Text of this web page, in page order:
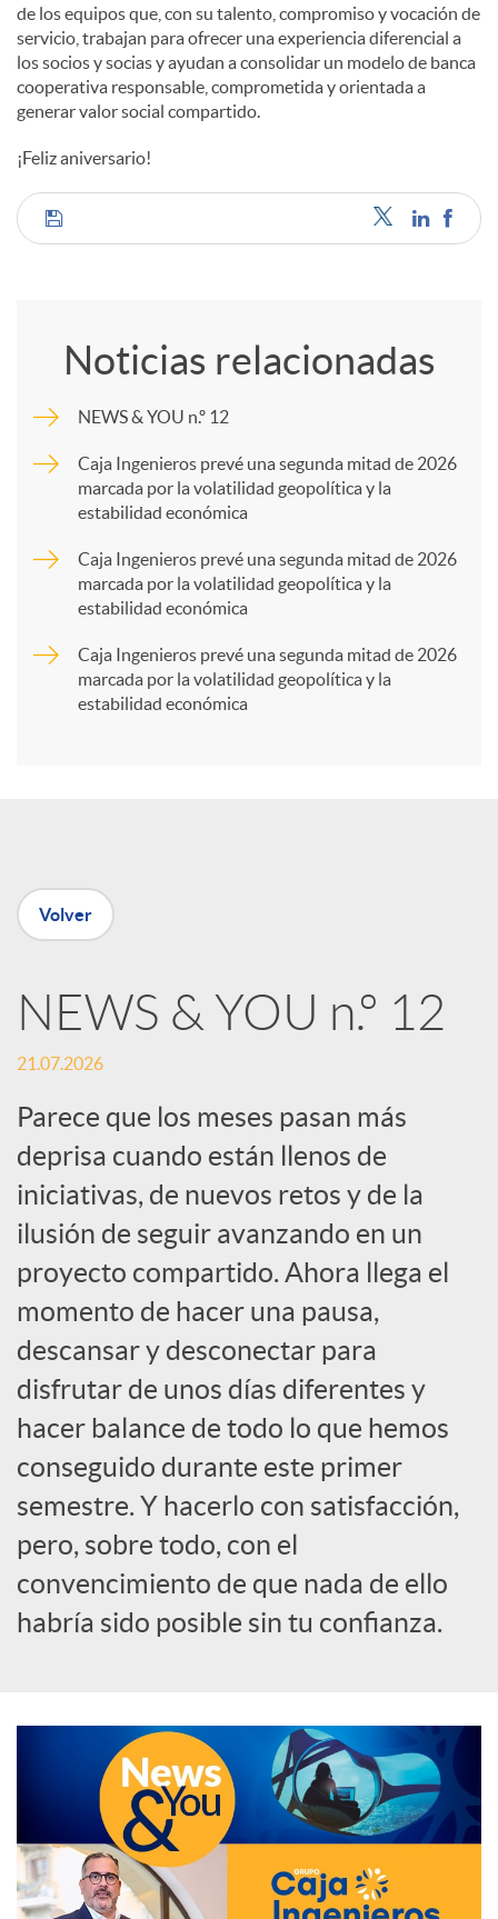
de los equipos que, con su talento, compromiso y vocación de
servicio, trabajan para ofrecer una experiencia diferencial a
los socios y socias y ayudan a consolidar un modelo de banca
cooperativa responsable, comprometida y orientada a
generar valor social compartido.
¡Feliz aniversario!
C
p
e
R
e
d
e
s
S
o
c
i
l
e
s
Noticias relacionadas
NEWS & YOU n.º 12
Caja Ingenieros prevé una segunda mitad de 2026
marcada por la volatilidad geopolítica y la
estabilidad económica
Caja Ingenieros prevé una segunda mitad de 2026
marcada por la volatilidad geopolítica y la
estabilidad económica
Caja Ingenieros prevé una segunda mitad de 2026
marcada por la volatilidad geopolítica y la
estabilidad económica
Volver
NEWS & YOU n.º 12
21.07.2026
Parece que los meses pasan más
deprisa cuando están llenos de
iniciativas, de nuevos retos y de la
ilusión de seguir avanzando en un
proyecto compartido. Ahora llega el
momento de hacer una pausa,
descansar y desconectar para
disfrutar de unos días diferentes y
hacer balance de todo lo que hemos
conseguido durante este primer
semestre. Y hacerlo con satisfacción,
pero, sobre todo, con el
convencimiento de que nada de ello
habría sido posible sin tu confianza.